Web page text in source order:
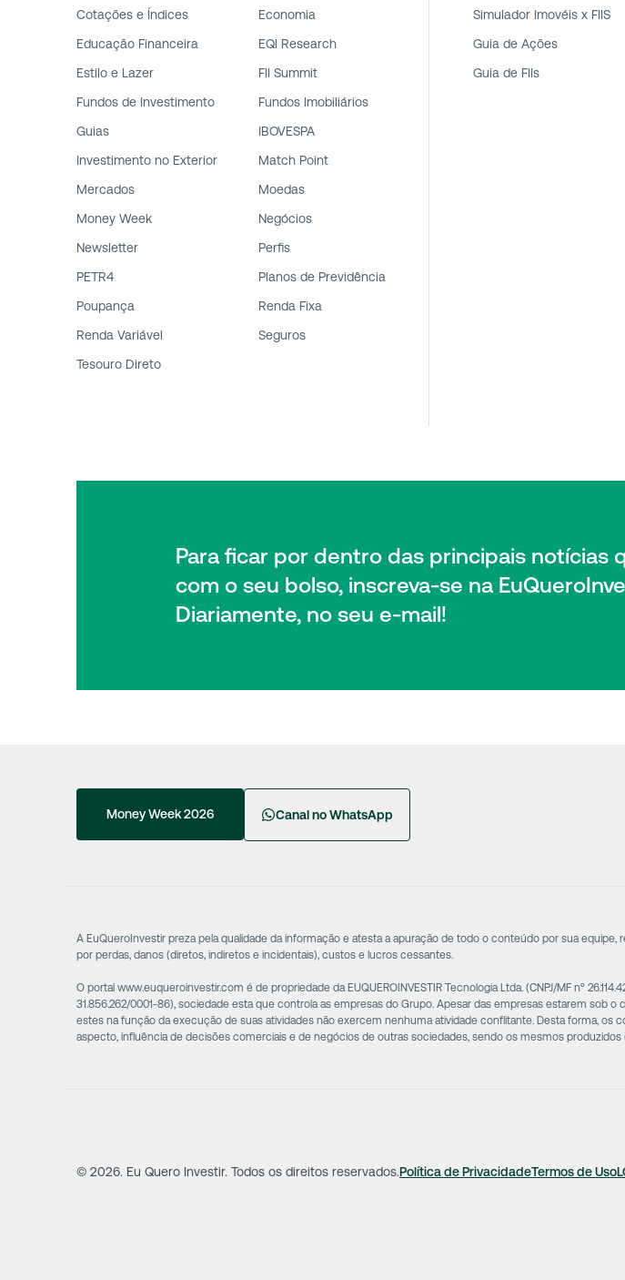
Cotações e Índices
Economia
Educação Financeira
EQI Research
Estilo e Lazer
FII Summit
Fundos de Investimento
Fundos Imobiliários
Guias
IBOVESPA
Investimento no Exterior
Match Point
Mercados
Moedas
Money Week
Negócios
Newsletter
Perfis
PETR4
Planos de Previdência
Poupança
Renda Fixa
Renda Variável
Seguros
Tesouro Direto
Simulador Imovéis x FIIS
Guia de Ações
Guia de FIIs
Para ficar por dentro das principais notícias
com o seu bolso, inscreva-se na
Diariamente, no seu e-mail!
Money Week 2026 Canal no WhatsApp
A EuQueroInvestir preza pela qualidade da informação e atesta a apuração de todo o conteúdo por sua
por perdas, danos (diretos, indiretos e incidentais), custos e lucros cessantes.
O portal www.euqueroinvestir.com é de propriedade da EUQUEROINVESTIR Tecnologia Ltda. (CNPJ/MF nº
31.856.262/0001-86), sociedade esta que controla as empresas do Grupo. Apesar das empresas estarem
estes na função da execução de suas atividades não exercem nenhuma atividade conflitante. Desta forma,
aspecto, influência de decisões comerciais e de negócios de outras sociedades, sendo os mesmos
© 2026. Eu Quero Investir. Todos os direitos reservados.Política de PrivacidadeTermos de Uso